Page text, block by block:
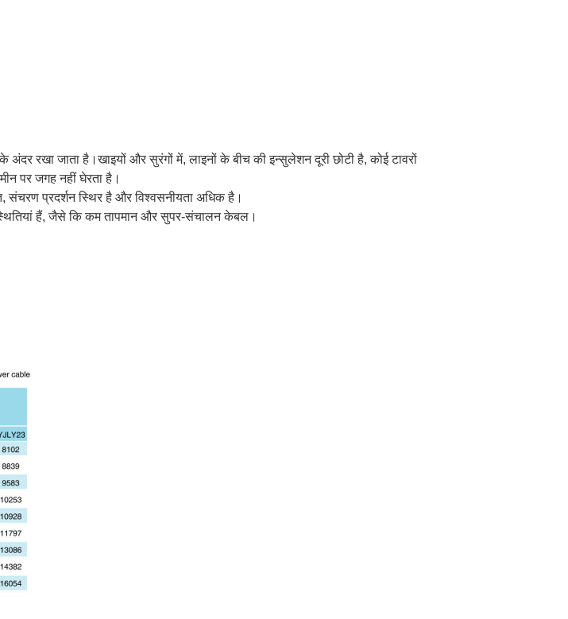
रखा जाता है।खाइयों और सुरंगों में, लाइनों के बीच की इन्सुलेशन दूरी छोटी है, कोई टावरों
पर जगह नहीं घेरता है।
संचरण प्रदर्शन स्थिर है और विश्वसनीयता अधिक है।
हैं, जैसे कि कम तापमान और सुपर-संचालन केबल।